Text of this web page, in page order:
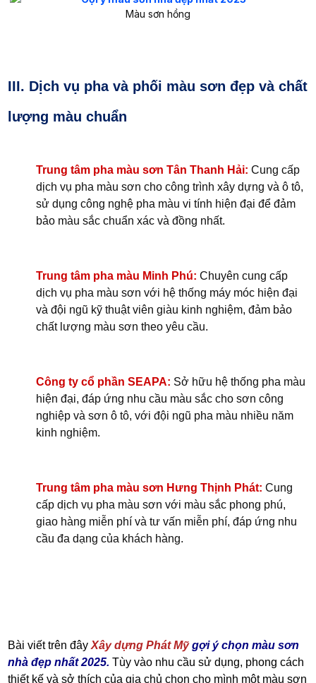
Màu sơn hồng
III. Dịch vụ pha và phối màu sơn đẹp và chất
lượng màu chuẩn
Trung tâm pha màu sơn Tân Thanh Hải:Cung cấp
dịch vụ pha màu sơn cho công trình xây dựng và ô tô,
sử dụng công nghệ pha màu vi tính hiện đại để đảm
bảo màu sắc chuẩn xác và đồng nhất.
Trung tâm pha màu Minh Phú:Chuyên cung cấp
dịch vụ pha màu sơn với hệ thống máy móc hiện đại
và đội ngũ kỹ thuật viên giàu kinh nghiệm, đảm bảo
chất lượng màu sơn theo yêu cầu.
Công ty cổ phần SEAPA: Sở hữu hệ thống pha màu
hiện đại, đáp ứng nhu cầu màu sắc cho sơn công
nghiệp và sơn ô tô, với đội ngũ pha màu nhiều năm
kinh nghiệm.
Trung tâm pha màu sơn Hưng Thịnh Phát:Cung
cấp dịch vụ pha màu sơn với màu sắc phong phú,
giao hàng miễn phí và tư vấn miễn phí, đáp ứng nhu
cầu đa dạng của khách hàng.
Bài viết trên đâyXây dựng Phát Mỹ gợi ý chọn màu sơn
nhà đẹp nhất 2025.Tùy vào nhu cầu sử dụng, phong cách
thiết kế và sở thích của gia chủ chọn cho mình một màu sơn